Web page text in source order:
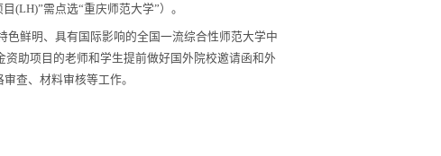
(LH)”需点选“重庆师范大学”）。
鲜明、具有国际影响的全国一流综合性师范大学中
资助项目的老师和学生提前做好国外院校邀请函和外
查、材料审核等工作。